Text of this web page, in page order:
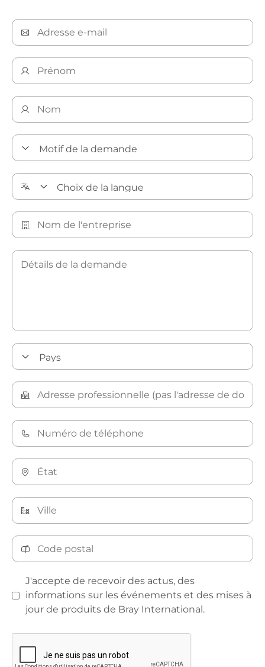
J'accepte de recevoir des actus, des
informations sur les événements et des mises à
jour de produits de Bray International.